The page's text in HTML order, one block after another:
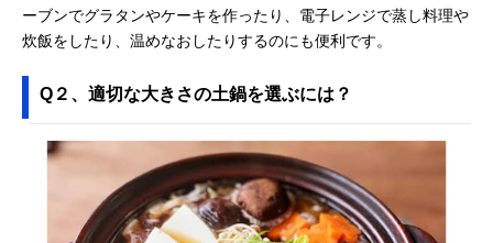
ーブンでグラタンやケーキを作ったり、電子レンジで蒸し料理や
炊飯をしたり、温めなおしたりするのにも便利です。
Q２、適切な大きさの土鍋を選ぶには？